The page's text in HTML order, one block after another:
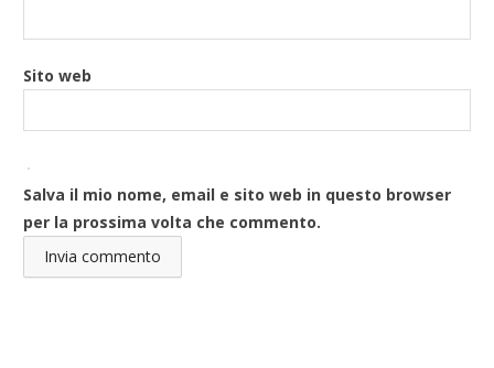
Sito web
Salva il mio nome, email e sito web in questo browser
per la prossima volta che commento.